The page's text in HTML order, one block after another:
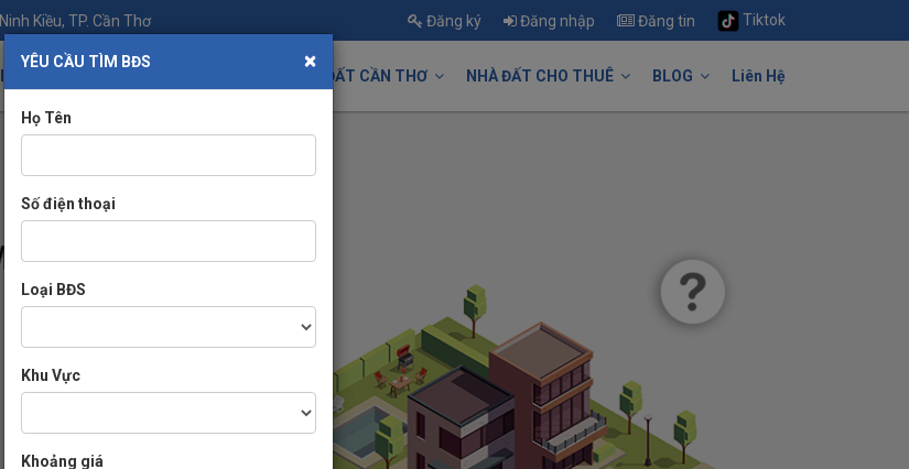
Kiều, TP. Cần Thơ Đăng ký Đăng nhập Đăng tin Tiktok
THIỆU NHÀ ĐẤT CẦN THƠ NHÀ ĐẤT CHO THUÊ BLOG Liên Hệ
YÊU CẦU TÌM BĐS ×
Họ Tên
Số điện thoại
Loại BĐS
Khu Vực
Khoảng giá